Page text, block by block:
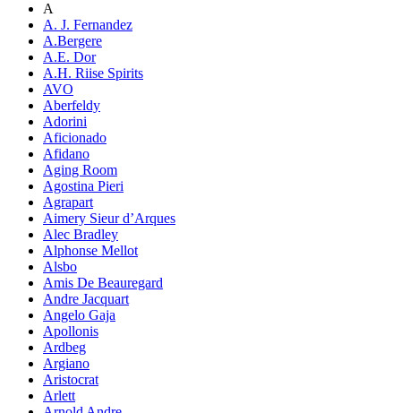
A
A. J. Fernandez
A.Bergere
A.E. Dor
A.H. Riise Spirits
AVO
Aberfeldy
Adorini
Aficionado
Afidano
Aging Room
Agostina Pieri
Agrapart
Aimery Sieur d’Arques
Alec Bradley
Alphonse Mellot
Alsbo
Amis De Beauregard
Andre Jacquart
Angelo Gaja
Apollonis
Ardbeg
Argiano
Aristocrat
Arlett